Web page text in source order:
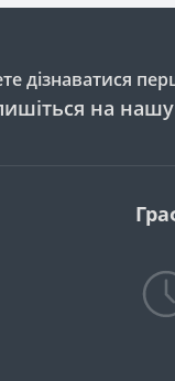
дізнаватися
на